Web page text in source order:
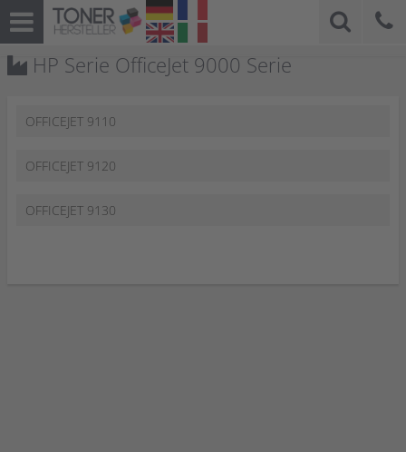
HP Serie OfficeJet 9000 Serie
OFFICEJET 9110
OFFICEJET 9120
OFFICEJET 9130